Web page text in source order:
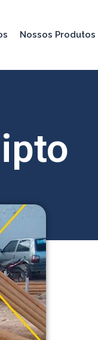
Nossos Produtos